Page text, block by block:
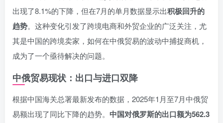
出现了8.1%的下降，但在7月的单月数据显示出积极回升的
趋势。这种变化引发了跨境电商和外贸企业的广泛关注，尤
其是中国的跨境卖家，如何在中俄贸易的波动中捕捉商机，
成为了一个亟待解决的问题。
中俄贸易现状：出口与进口双降
根据中国海关总署最新发布的数据，2025年1月至7月中俄贸
易额出现了同比下降的趋势。 中国对俄罗斯的出口额为562.3